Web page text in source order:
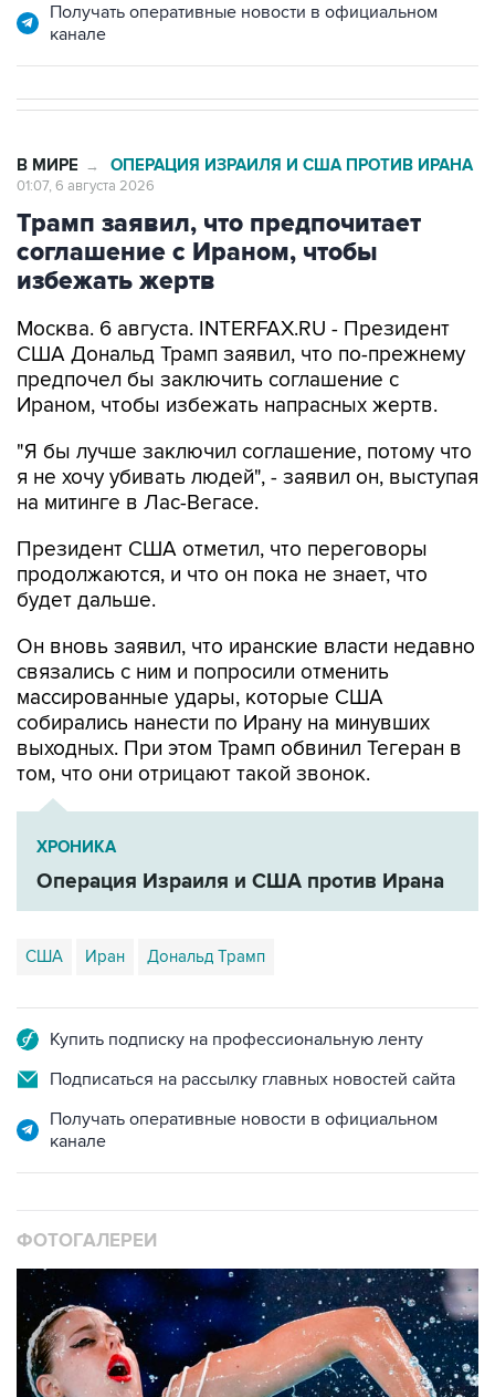
Получать оперативные новости в официальном
канале
В МИРЕ → ОПЕРАЦИЯ ИЗРАИЛЯ И США ПРОТИВ ИРАНА
01:07, 6 августа 2026
Трамп заявил, что предпочитает
соглашение с Ираном, чтобы
избежать жертв
Москва. 6 августа. INTERFAX.RU - Президент
США Дональд Трамп заявил, что по-прежнему
предпочел бы заключить соглашение с
Ираном, чтобы избежать напрасных жертв.
"Я бы лучше заключил соглашение, потому что
я не хочу убивать людей", - заявил он, выступая
на митинге в Лас-Вегасе.
Президент США отметил, что переговоры
продолжаются, и что он пока не знает, что
будет дальше.
Он вновь заявил, что иранские власти недавно
связались с ним и попросили отменить
массированные удары, которые США
собирались нанести по Ирану на минувших
выходных. При этом Трамп обвинил Тегеран в
том, что они отрицают такой звонок.
ХРОНИКА
Операция Израиля и США против Ирана
США Иран Дональд Трамп
Купить подписку на профессиональную ленту
Подписаться на рассылку главных новостей сайта
Получать оперативные новости в официальном
канале
ФОТОГАЛЕРЕИ